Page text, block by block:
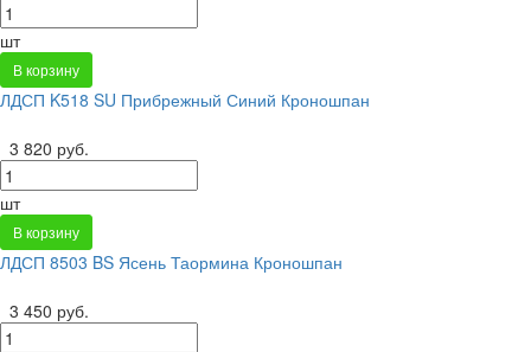
шт
В корзину
ЛДСП K518 SU Прибрежный Синий Кроношпан
3 820 руб.
шт
В корзину
ЛДСП 8503 BS Ясень Таормина Кроношпан
3 450 руб.